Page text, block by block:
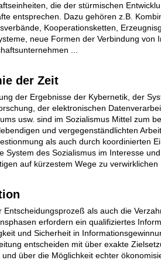
die der stürmischen
entsprechen. Dazu gehören z.B.
Kooperationsketten,
neue Formen der Verbindung von
...
der Zeit
der Ergebnisse der Kybernetik, der
der elektronischen
usw. sind im Sozialismus Mittel zum
und vergegenständlichten
als auch durch koordinierten
System des Sozialismus im Interesse
auf kürzestem Wege zu verwirklichen
Entscheidungsprozeß als auch die
erfordern ein qualifiziertes
und Sicherheit in
entscheiden mit über exakte
und über die Möglichkeit echter